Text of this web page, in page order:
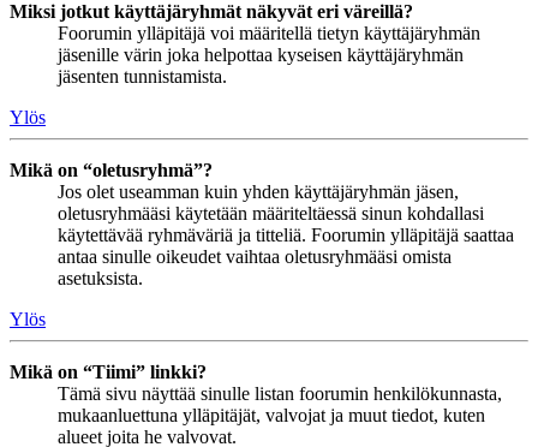
Miksi jotkut käyttäjäryhmät näkyvät eri väreillä?
Foorumin ylläpitäjä voi määritellä tietyn käyttäjäryhmän
jäsenille värin joka helpottaa kyseisen käyttäjäryhmän
jäsenten tunnistamista.
Ylös
Mikä on “oletusryhmä”?
Jos olet useamman kuin yhden käyttäjäryhmän jäsen,
oletusryhmääsi käytetään määriteltäessä sinun kohdallasi
käytettävää ryhmäväriä ja titteliä. Foorumin ylläpitäjä saattaa
antaa sinulle oikeudet vaihtaa oletusryhmääsi omista
asetuksista.
Ylös
Mikä on “Tiimi” linkki?
Tämä sivu näyttää sinulle listan foorumin henkilökunnasta,
mukaanluettuna ylläpitäjät, valvojat ja muut tiedot, kuten
alueet joita he valvovat.